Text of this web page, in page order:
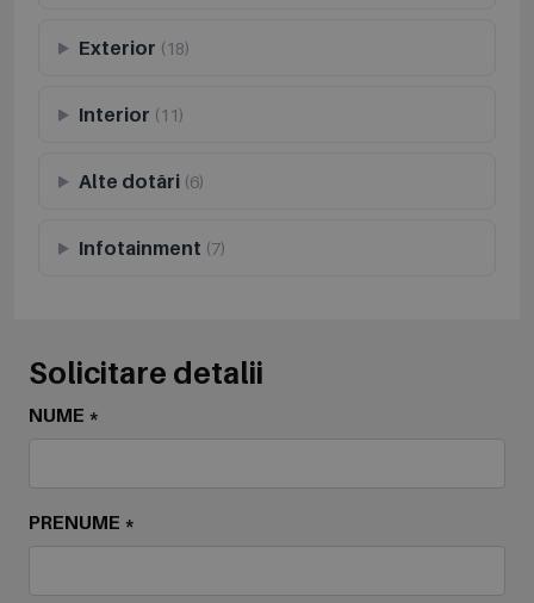
Exterior (18)
Interior (11)
Alte dotări(6)
Infotainment (7)
Solicitare detalii
NUME *
PRENUME *